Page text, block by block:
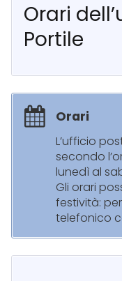
Orari
Portile
Orari
L’ufficio
secondo
lunedì al
Gli orari
festività:
telefonico